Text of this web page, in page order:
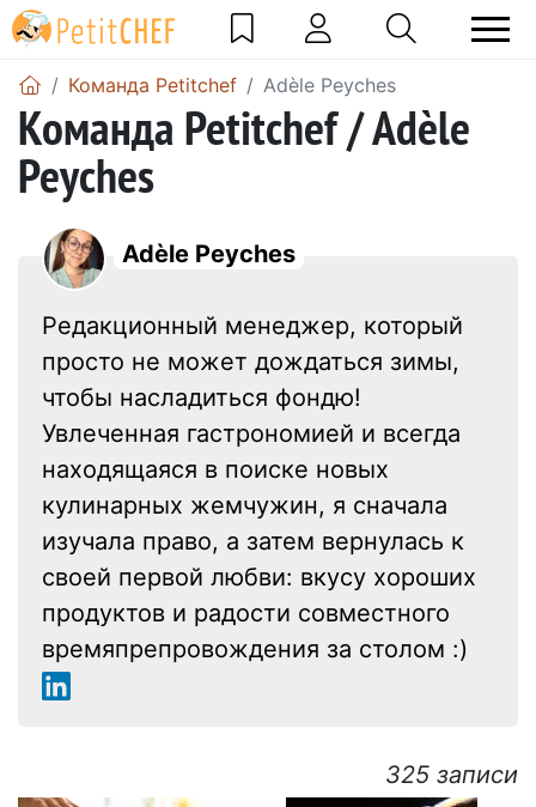
Команда Petitchef Adèle Peyches
Команда Petitchef / Adèle
Peyches
Adèle Peyches
Редакционный менеджер, который
просто не может дождаться зимы,
чтобы насладиться фондю!
Увлеченная гастрономией и всегда
находящаяся в поиске новых
кулинарных жемчужин, я сначала
изучала право, а затем вернулась к
своей первой любви: вкусу хороших
продуктов и радости совместного
времяпрепровождения за столом :)
325 записи